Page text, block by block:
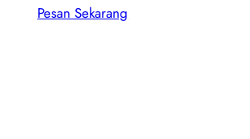
Pesan Sekarang